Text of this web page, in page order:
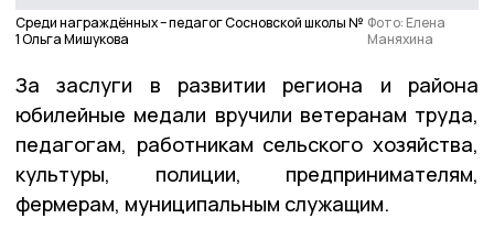
Среди награждённых – педагог Сосновской школы №
1 Ольга Мишукова
Фото: Елена
Маняхина
За заслуги в развитии региона и района
юбилейные медали вручили ветеранам труда,
педагогам, работникам сельского хозяйства,
культуры, полиции, предпринимателям,
фермерам, муниципальным служащим.